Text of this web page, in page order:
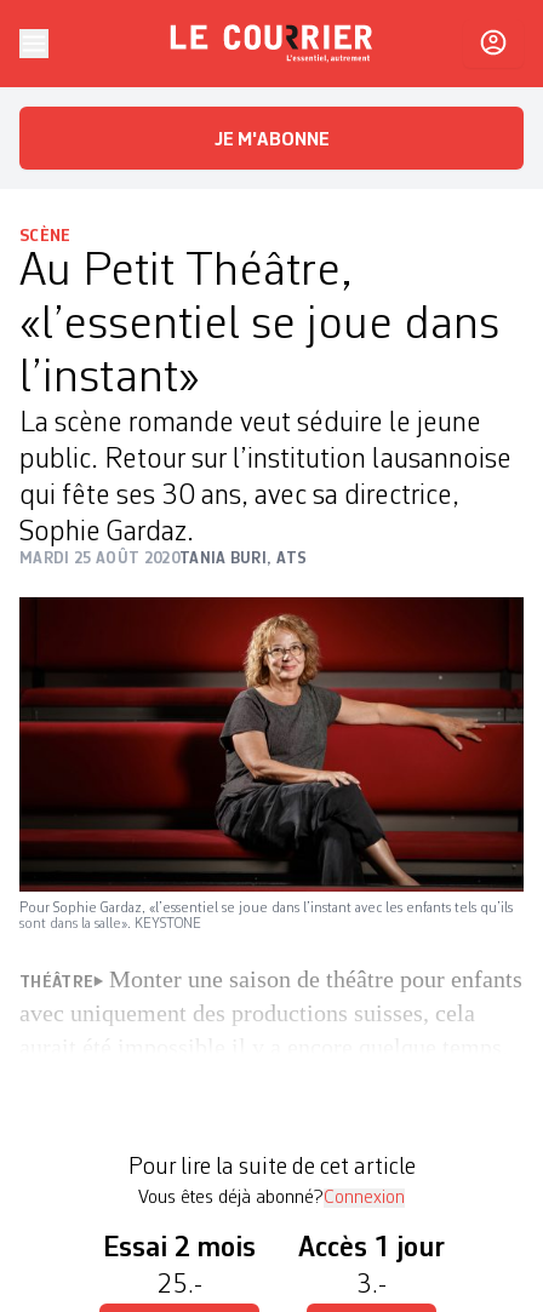
Le CourrierL'essentiel, autrement
JE M'ABONNE
SCÈNE
Au Petit Théâtre,
«l’essentiel se joue dans
l’instant»
La scène romande veut séduire le jeune
public. Retour sur l’institution lausannoise
qui fête ses 30 ans, avec sa directrice,
Sophie Gardaz.
MARDI 25 AOÛT 2020TANIA BURI , ATS
Pour Sophie Gardaz, «l’essentiel se joue dans l’instant avec les enfants tels qu’ils
sont dans la salle». KEYSTONE
THÉÂTRE
Monter une saison de théâtre pour enfants
avec uniquement des productions suisses, cela
marqué des générations d’enfants, a 30 ans. […]
Pour lire la suite de cet article
Vous êtes déjà abonné?Connexion
Essai 2 mois
25.-
Accès 1 jour
3.-